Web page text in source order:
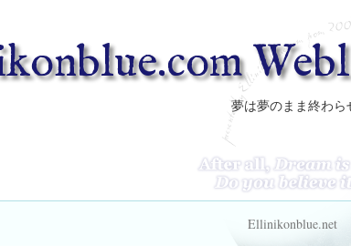
夢は夢のまま終わら
Ellinikonblue.net